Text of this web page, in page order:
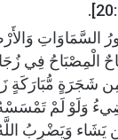
السَّمَاوَاتِ
الْمِصْبَاحُ فِي
مُّبَارَكَةٍ
وَلَوْ لَمْ
يَشَاء وَيَضْرِبُ